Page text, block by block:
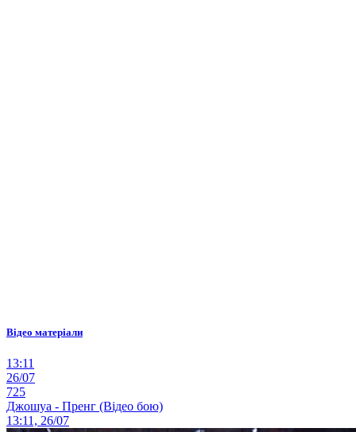
Відео матеріали
13:11
26/07
725
Джошуа - Пренг (Відео бою)
13:11, 26/07